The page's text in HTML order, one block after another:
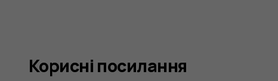
Корисні посилання